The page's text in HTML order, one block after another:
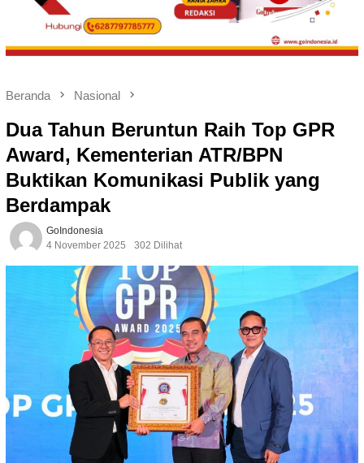
Beranda Nasional
Dua Tahun Beruntun Raih Top GPR
Award, Kementerian ATR/BPN
Buktikan Komunikasi Publik yang
Berdampak
GoIndonesia
4 November 2025
302 Dilihat